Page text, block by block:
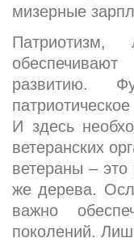
мизерные
развитию.
И здесь
ветеранских
ветераны –
же дерева.
важно
поколений.